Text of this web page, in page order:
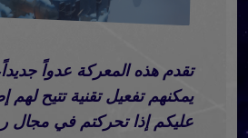
يمكنهم تفعيل تقنية تتيح لهم
عليكم إذا تحركتم في مجال